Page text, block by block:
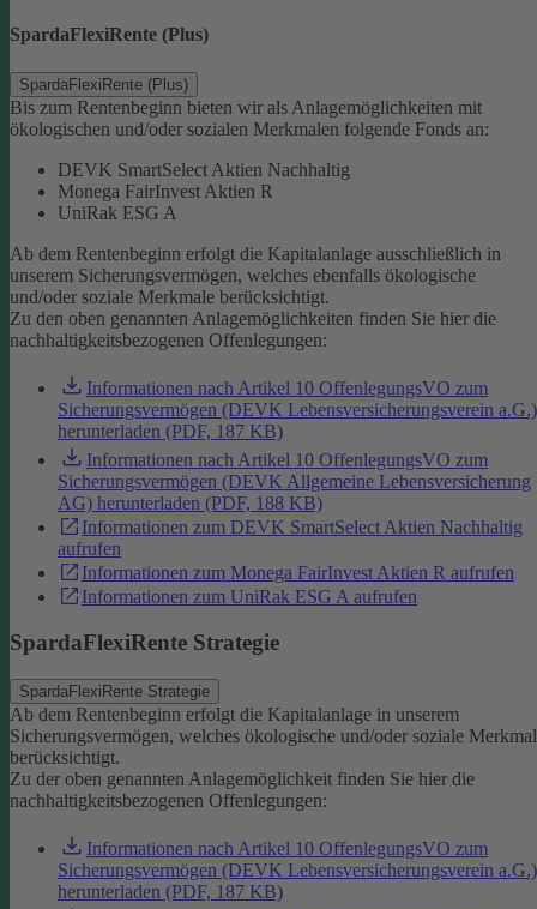
SpardaFlexiRente (Plus)
SpardaFlexiRente (Plus)
Bis zum Rentenbeginn bieten wir als Anlagemöglichkeiten mit
ökologischen und/oder sozialen Merkmalen folgende Fonds an:
DEVK SmartSelect Aktien Nachhaltig
Monega FairInvest Aktien R
UniRak ESG A
Ab dem Rentenbeginn erfolgt die Kapitalanlage ausschließlich in
unserem Sicherungsvermögen, welches ebenfalls ökologische
und/oder soziale Merkmale berücksichtigt.
Zu den oben genannten Anlagemöglichkeiten finden Sie hier die
nachhaltigkeitsbezogenen Offenlegungen:
Informationen nach Artikel 10 OffenlegungsVO zum
Sicherungsvermögen (DEVK Lebensversicherungsverein a.G.)
herunterladen (PDF, 187 KB)
Informationen nach Artikel 10 OffenlegungsVO zum
Sicherungsvermögen (DEVK Allgemeine Lebensversicherung
AG) herunterladen (PDF, 188 KB)
Informationen zum DEVK SmartSelect Aktien Nachhaltig
aufrufen
Informationen zum Monega FairInvest Aktien R aufrufen
Informationen zum UniRak ESG A aufrufen
SpardaFlexiRente Strategie
SpardaFlexiRente Strategie
Ab dem Rentenbeginn erfolgt die Kapitalanlage in unserem
Sicherungsvermögen, welches ökologische und/oder soziale
berücksichtigt.
Zu der oben genannten Anlagemöglichkeit finden Sie hier die
nachhaltigkeitsbezogenen Offenlegungen:
Informationen nach Artikel 10 OffenlegungsVO zum
Sicherungsvermögen (DEVK Lebensversicherungsverein a.G.)
herunterladen (PDF, 187 KB)